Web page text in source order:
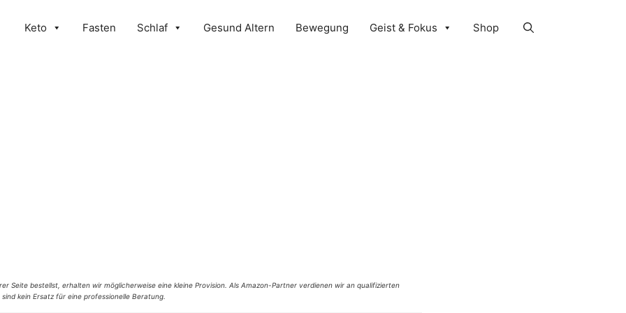
Keto Fasten Schlaf Gesund Altern Bewegung Geist & Fokus Shop
Seite bestellst, erhalten wir möglicherweise eine kleine Provision. Als Amazon-Partner verdienen wir an qualifizierten
kein Ersatz für eine professionelle Beratung.